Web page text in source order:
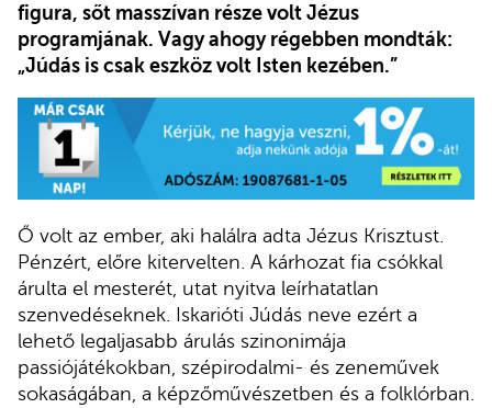
figura, sőt masszívan része volt Jézus
programjának. Vagy ahogy régebben mondták:
„Júdás is csak eszköz volt Isten kezében.”
Ő volt az ember, aki halálra adta Jézus Krisztust.
Pénzért, előre kitervelten. A kárhozat fia csókkal
árulta el mesterét, utat nyitva leírhatatlan
szenvedéseknek. Iskarióti Júdás neve ezért a
lehető legaljasabb árulás szinonimája
passiójátékokban, szépirodalmi- és zeneművek
sokaságában, a képzőművészetben és a folklórban.